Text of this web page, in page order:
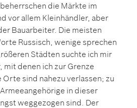
die Märkte im
vor allem Kleinhändler, aber
Bauarbeiter. Die meisten
Russisch, wenige sprechen
Städten suchte ich mir
mit denen ich zur Grenze
Orte sind nahezu verlassen; zu
in dieser
weggezogen sind. Der